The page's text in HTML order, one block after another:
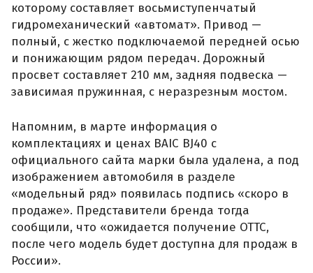
которому составляет восьмиступенчатый
гидромеханический «автомат». Привод —
полный, с жестко подключаемой передней осью
и понижающим рядом передач. Дорожный
просвет составляет 210 мм, задняя подвеска —
зависимая пружинная, с неразрезным мостом.
Напомним, в марте информация о
комплектациях и ценах BAIC BJ40 с
официального сайта марки была удалена, а под
изображением автомобиля в разделе
«модельный ряд» появилась подпись «скоро в
продаже». Представители бренда тогда
сообщили, что «ожидается получение ОТТС,
после чего модель будет доступна для продаж в
России».